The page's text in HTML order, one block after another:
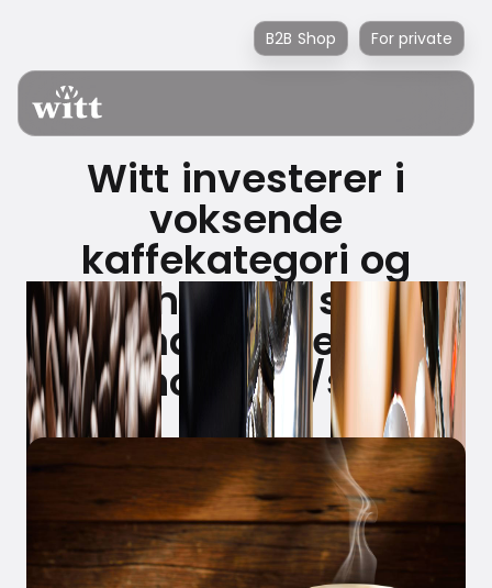
B2B Shop For private
Witt investerer i
voksende
kaffekategori og
erhverver sig
aktiemajoriteten i exs
nordic a/s